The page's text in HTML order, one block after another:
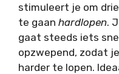
stimuleert je om
te gaan hardlopen.
gaat steeds iets
opzwepend, zodat
harder te lopen.